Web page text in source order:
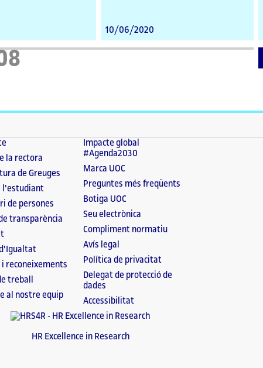
10/06/2020
la rectora
de Greuges
l'estudiant
de persones
transparència
i reconeixements
treball
al nostre equip
Impacte global
#Agenda2030
Marca UOC
Preguntes més freqüents
Botiga UOC
Seu electrònica
Compliment normatiu
Avís legal
Política de privacitat
Delegat de protecció de
dades
Accessibilitat
HR Excellence in Research